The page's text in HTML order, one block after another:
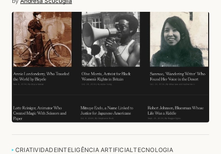
CRIATIVIDADEINTELIGÊNCIA ARTIFICIALTECNOLOGIA